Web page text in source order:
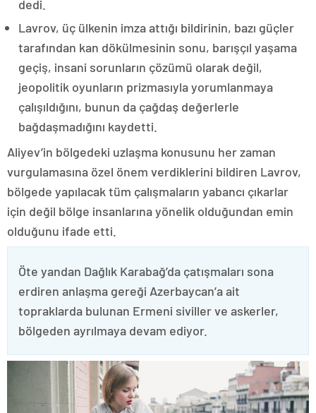
dedi.
Lavrov, üç ülkenin imza attığı bildirinin, bazı güçler
tarafından kan dökülmesinin sonu, barışçıl yaşama
geçiş, insani sorunların çözümü olarak değil,
jeopolitik oyunların prizmasıyla yorumlanmaya
çalışıldığını, bunun da çağdaş değerlerle
bağdaşmadığını kaydetti.
Aliyev’in bölgedeki uzlaşma konusunu her zaman
vurgulamasına özel önem verdiklerini bildiren Lavrov,
bölgede yapılacak tüm çalışmaların yabancı çıkarlar
için değil bölge insanlarına yönelik olduğundan emin
olduğunu ifade etti.
Öte yandan Dağlık Karabağ’da çatışmaları sona
erdiren anlaşma gereği Azerbaycan’a ait
topraklarda bulunan Ermeni siviller ve askerler,
bölgeden ayrılmaya devam ediyor.